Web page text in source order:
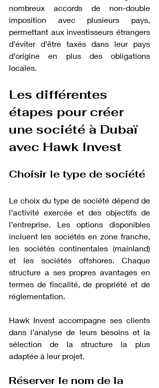
nombreux accords de non-double
imposition avec plusieurs pays,
permettant aux investisseurs étrangers
d’éviter d’être taxés dans leur pays
d’origine en plus des obligations
locales.
Les différentes
étapes pour créer
une société à Dubaï
avec Hawk Invest
Choisir le type de société
Le choix du type de société dépend de
l’activité exercée et des objectifs de
l’entreprise. Les options disponibles
incluent les sociétés en zone franche,
les sociétés continentales (mainland)
et les sociétés offshores. Chaque
structure a ses propres avantages en
termes de fiscalité, de propriété et de
réglementation.
Hawk Invest accompagne ses clients
dans l’analyse de leurs besoins et la
sélection de la structure la plus
adaptée à leur projet.
Réserver le nom de la